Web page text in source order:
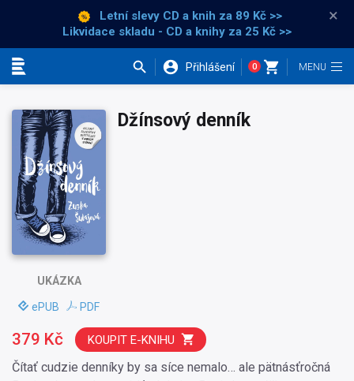
Letní slevy CD a knih za 89 Kč >>
Likvidace skladu - CD a knihy za 25 Kč >>
×
Přihlášení 0
UKÁZKA
ePUB PDF
Džínsový denník
Čítať cudzie denníky by sa síce nemalo… ale pätnásťročná
379 Kč KOUPIT E-KNIHU